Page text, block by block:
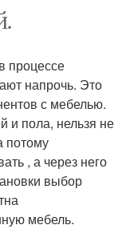
процессе
напрочь. Это
с мебелью.
и пола, нельзя не
потому
, а через него
выбор
мебель.